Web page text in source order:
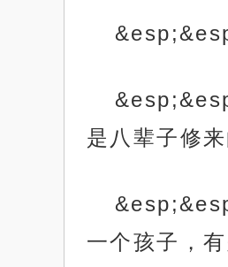
是八辈子修
一个孩子，